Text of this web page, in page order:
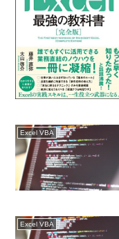
Excel VBA
Excel VBA